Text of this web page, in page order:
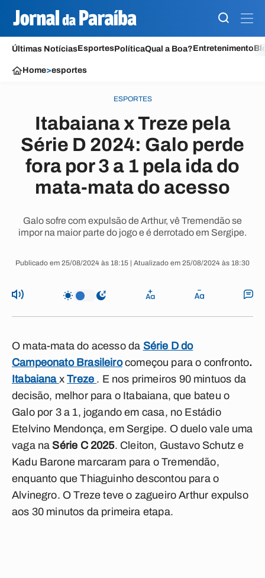
Últimas NotíciasEsportesPolíticaQual a Boa?Entretenimento
Home>esportes
ESPORTES
Itabaiana x Treze pela
Série D 2024: Galo perde
fora por 3 a 1 pela ida do
mata-mata do acesso
Galo sofre com expulsão de Arthur, vê Tremendão se
impor na maior parte do jogo e é derrotado em Sergipe.
Publicado em 25/08/2024 às 18:15 | Atualizado em 25/08/2024 às 18:30
O mata-mata do acesso da Série D do
Campeonato Brasileiro começou para o confronto.
Itabaiana xTreze . E nos primeiros 90 mintuos da
decisão, melhor para o Itabaiana, que bateu o
Galo por 3 a 1, jogando em casa, no Estádio
Etelvino Mendonça, em Sergipe. O duelo vale uma
vaga na Série C 2025. Cleiton, Gustavo Schutz e
Kadu Barone marcaram para o Tremendão,
enquanto que Thiaguinho descontou para o
Alvinegro. O Treze teve o zagueiro Arthur expulso
aos 30 minutos da primeira etapa.